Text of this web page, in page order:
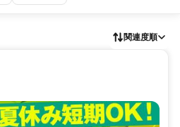
関連度順